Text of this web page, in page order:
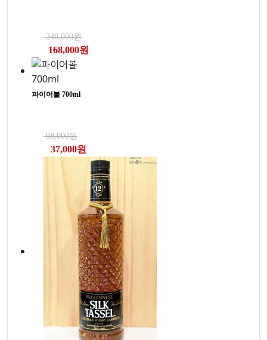
240,000원
168,000원
파이어볼 700ml
98,000원
37,000원